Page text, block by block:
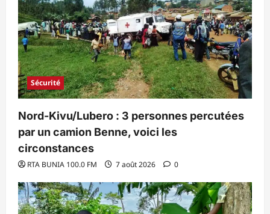
Sécurité
Nord-Kivu/Lubero : 3 personnes percutées
par un camion Benne, voici les
circonstances
RTA BUNIA 100.0 FM 7 août 2026 0